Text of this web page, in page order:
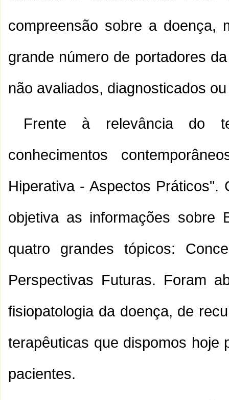
compreensão sobre a doença,
grande número de portadores
não avaliados, diagnosticados
Frente à relevância do
conhecimentos
Hiperativa - Aspectos
objetiva as informações sobre
quatro grandes tópicos:
Perspectivas Futuras. Foram
fisiopatologia da doença, de
terapêuticas que dispomos hoje
pacientes.